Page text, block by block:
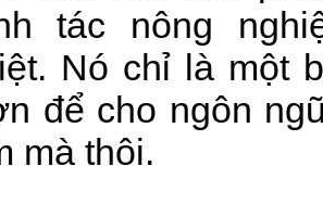
tác nông
Nó chỉ là một
để cho ngôn
mà thôi.